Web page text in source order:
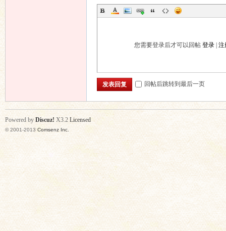
您需要登录后才可以回帖 登录 注
发表回复 回帖后跳转到最后一页
Powered by Discuz! X3.2 Licensed
© 2001-2013Comsenz Inc.